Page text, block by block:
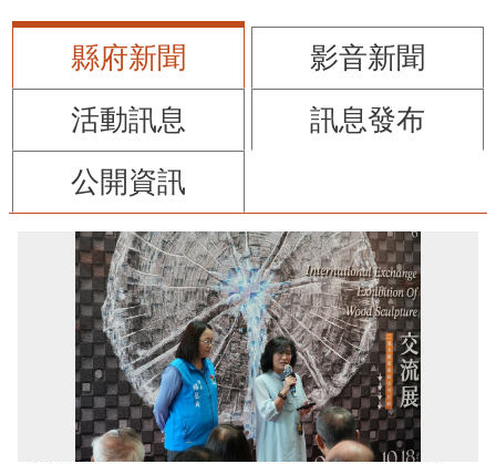
縣府新聞
影音新聞
活動訊息
訊息發布
公開資訊